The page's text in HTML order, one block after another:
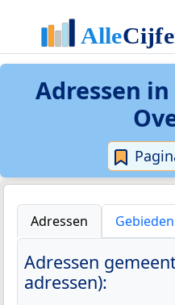
Adressen in
Adressen
Adressen
adressen):